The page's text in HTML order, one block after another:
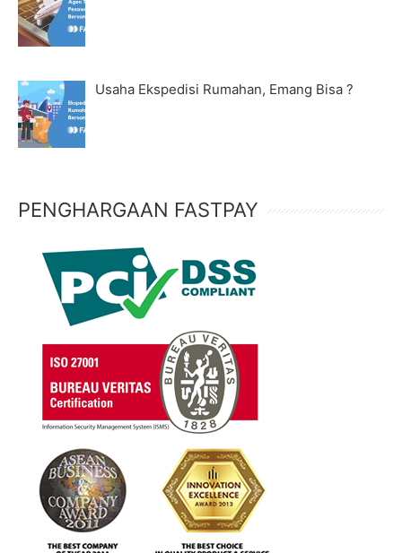
Usaha Ekspedisi Rumahan, Emang Bisa ?
PENGHARGAAN FASTPAY